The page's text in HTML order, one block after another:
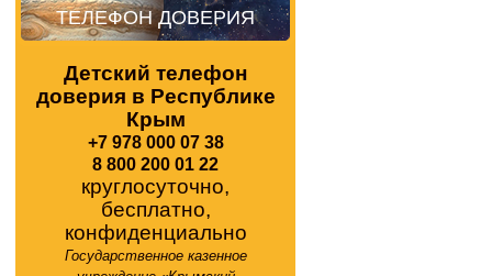
ТЕЛЕФОН ДОВЕРИЯ
Детский телефон
доверия в Республике
Крым
+7 978 000 07 38
8 800 200 01 22
круглосуточно,
бесплатно,
конфиденциально
Государственное казенное